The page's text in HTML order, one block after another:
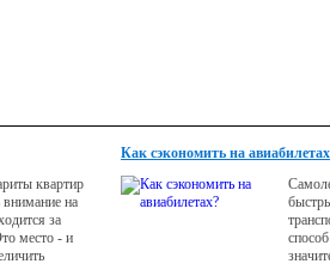
квартир
внимание на
за
место - и
Как сэкономить на